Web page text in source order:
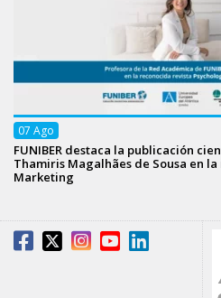
07 Ago
FUNIBER destaca la publicación
Thamiris Magalhães de Sousa en
Marketing